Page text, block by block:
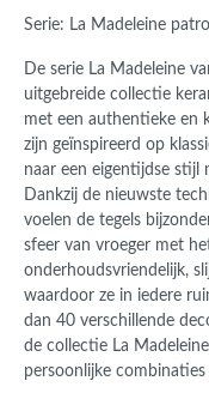
Serie: La Madeleine
De serie La Madeleine
uitgebreide collectie
met een authentieke en
zijn geïnspireerd op
naar een eigentijdse stijl
Dankzij de nieuwste
voelen de tegels
sfeer van vroeger met
onderhoudsvriendelijk,
waardoor ze in iedere
dan 40 verschillende
de collectie La
persoonlijke